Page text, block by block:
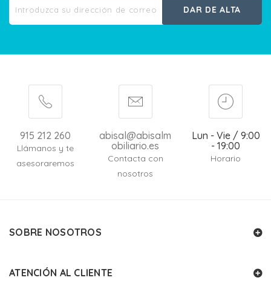
DAR DE ALTA
915 212 260
Llámanos y te
asesoraremos
abisal@abisalm
obiliario.es
Contacta con
nosotros
Lun - Vie / 9:00
- 19:00
Horario
SOBRE NOSOTROS
ATENCIÓN AL CLIENTE